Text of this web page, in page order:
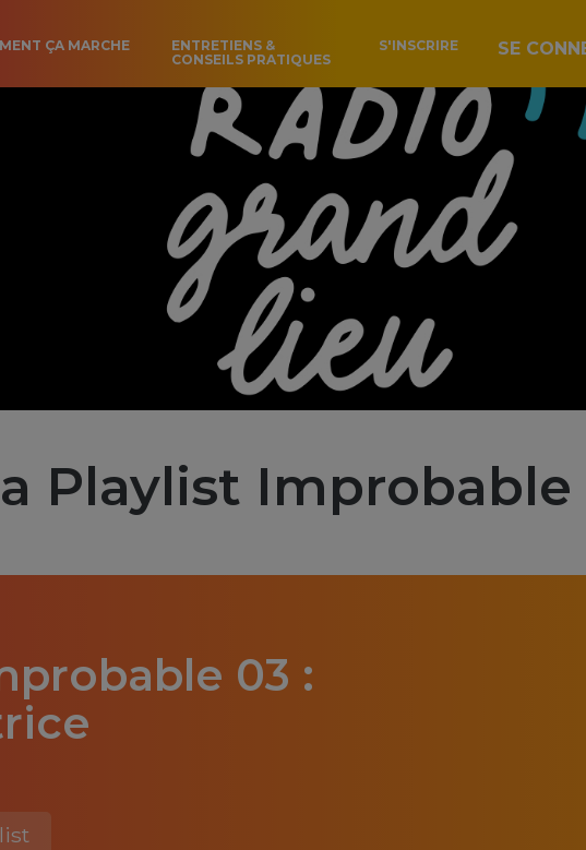
ÇA MARCHE
ENTRETIENS &
CONSEILS PRATIQUES
S'INSCRIRE SE
Playlist Improbable
03 :